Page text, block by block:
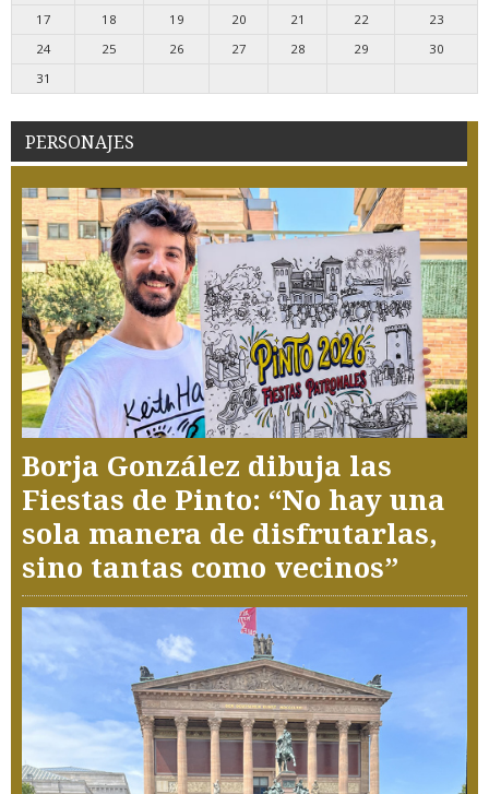
17
18 19 20 21 22
23
24
25 26 27 28 29
30
31
PERSONAJES
Borja González dibuja las
Fiestas de Pinto: “No hay una
sola manera de disfrutarlas,
sino tantas como vecinos”